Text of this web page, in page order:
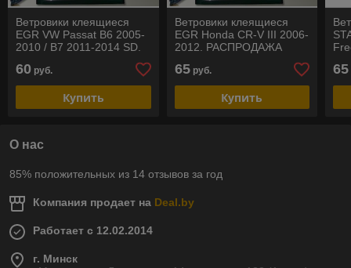
Ветровики клеящиеся
EGR VW Passat B6 2005-
2010 / B7 2011-2014 SD.
60 руб.
Купить
Ветровики клеящиеся
EGR Honda CR-V III 2006-
2012. РАСПРОДАЖА
65руб.
Купить
65
О нас
85% положительных из 14 отзывов за год
Компания продает на Deal.by
Работает с 12.02.2014
г. Минск